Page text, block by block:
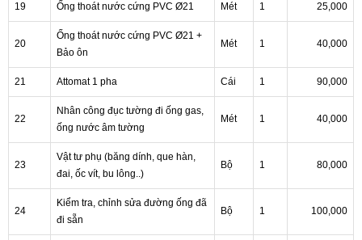
19 Ống thoát nước cứng PVC Ø21 Mét 1 25,000
20
Ống thoát nước cứng PVC Ø21 +
Bảo ôn
Mét 1 40,000
21 Attomat 1 pha Cái 1 90,000
22
Nhân công đục tường đi ống gas,
ống nước âm tường
Mét 1 40,000
23
Vật tư phụ (băng dính, que hàn,
đai, ốc vít, bu lông..)
Bộ 1 80,000
24
Kiểm tra, chỉnh sửa đường ống đã
đi sẵn
Bộ 1 100,000